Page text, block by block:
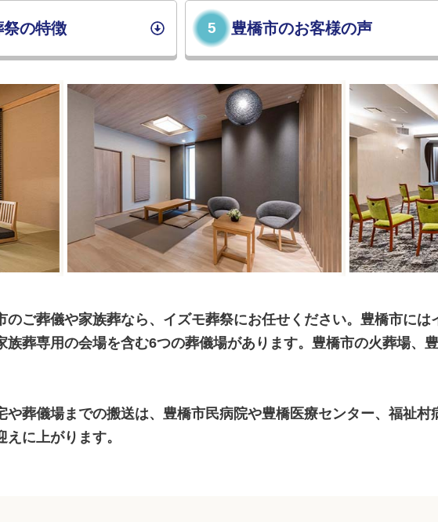
祭の特徴 5 豊橋市のお客様の声
のご葬儀や家族葬なら、イズモ葬祭にお任せください。豊橋市に
族葬専用の会場を含む6つの葬儀場があります。豊橋市の火葬場、
や葬儀場までの搬送は、豊橋市民病院や豊橋医療センター、福祉
えに上がります。